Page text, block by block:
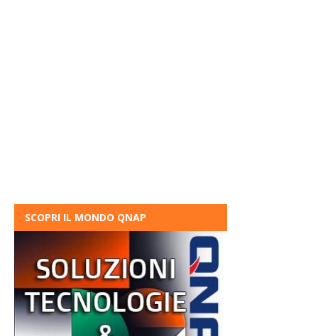
SCOPRI IL MONDO QNAP